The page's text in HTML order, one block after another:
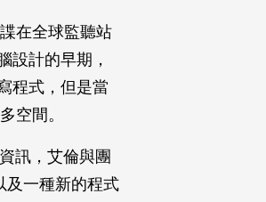
在全球監聽站
設計的早期，
程式，但是當
空間。
訊，艾倫與團
及一種新的程式